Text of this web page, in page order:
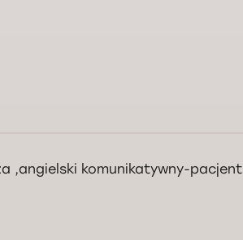
,angielski komunikatywny-pacjent